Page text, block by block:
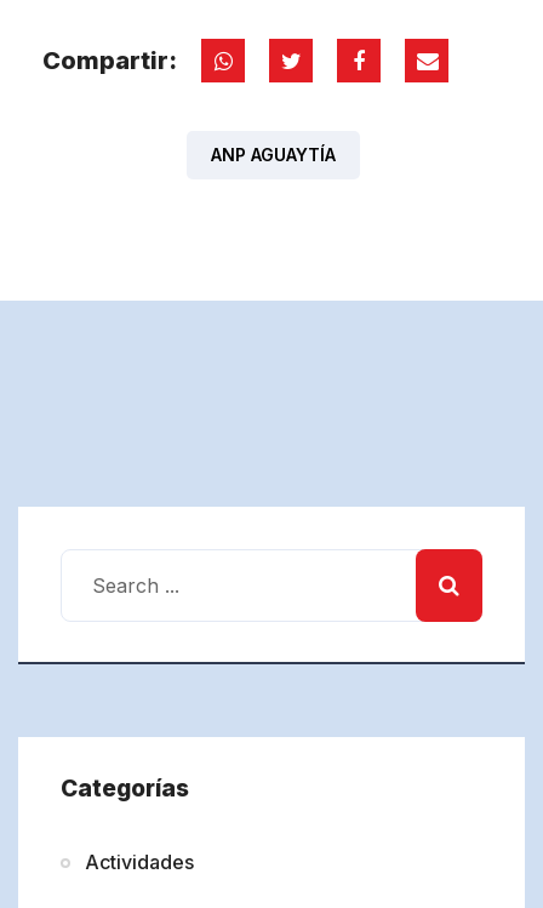
Compartir:
ANP AGUAYTÍA
Categorías
Actividades